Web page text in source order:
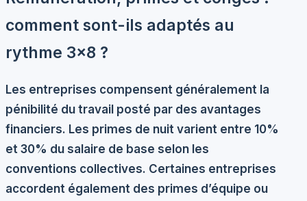
comment sont-ils adaptés au
rythme 3×8 ?
Les entreprises compensent généralement la
pénibilité du travail posté par des avantages
financiers. Les primes de nuit varient entre 10%
et 30% du salaire de base selon les
conventions collectives. Certaines entreprises
accordent également des primes d’équipe ou